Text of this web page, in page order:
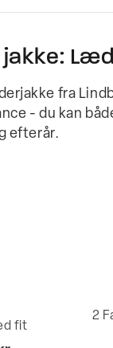
fra
- du kan
efterår.
fit
2